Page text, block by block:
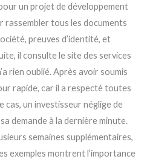
un projet de développement
rassembler tous les documents
preuves d’identité, et
il consulte le site des services
rien oublié. Après avoir soumis
rapide, car il a respecté toutes
cas, un investisseur néglige de
demande à la dernière minute.
semaines supplémentaires,
exemples montrent l’importance